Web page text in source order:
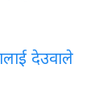
देउवाले